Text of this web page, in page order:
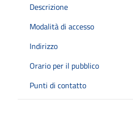
Descrizione
Modalità di accesso
Indirizzo
Orario per il pubblico
Punti di contatto